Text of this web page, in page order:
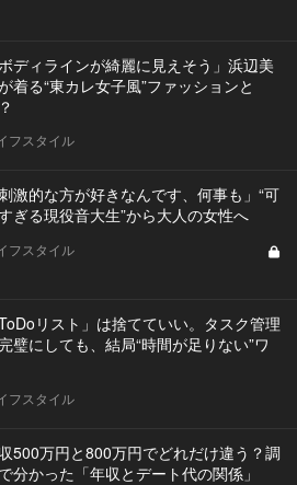
ボディラインが綺麗に見えそう」浜辺美
着る“東カレ女子風”ファッションと
フスタイル
刺激的な方が好きなんです、何事も」“可
ぎる現役音大生”から大人の女性へ
フスタイル
ToDoリスト」は捨てていい。タスク管理
璧にしても、結局“時間が足りない”ワ
フスタイル
500万円と800万円でどれだけ違う？調
分かった「年収とデート代の関係」